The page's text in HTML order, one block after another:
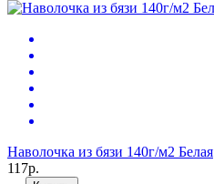
Наволочка из бязи 140г/м2 Белая
117р.